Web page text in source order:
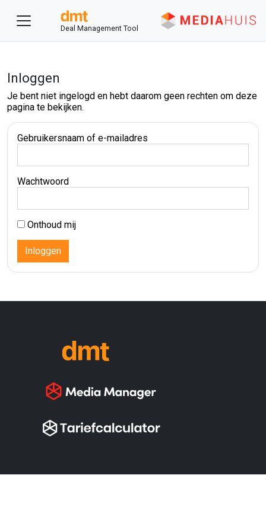
Deal Management Tool
Inloggen
Je bent niet ingelogd en hebt daarom geen rechten om deze
pagina te bekijken.
Gebruikersnaam of e-mailadres
Wachtwoord
Onthoud mij